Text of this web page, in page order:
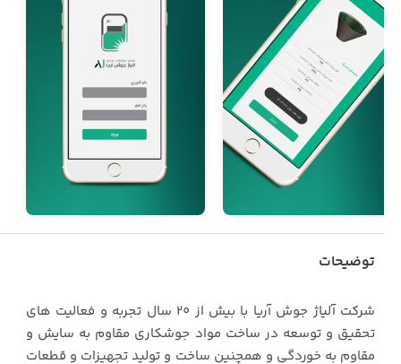
توضیحات
شرکت آلیاژ جوش آریا با بیش از ۲۰ سال تجربه و فعالیت های
تحقیق و توسعه در ساخت مواد جوشکاری مقاوم به سایش و
مقاوم به خوردگی و همچنین ساخت و تولید تجهیزات و قطعات